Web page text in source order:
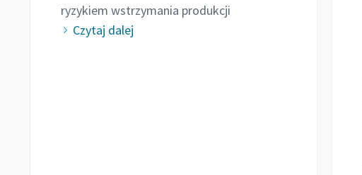
ryzykiem wstrzymania produkcji
Czytaj dalej